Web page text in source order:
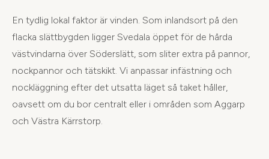
En tydlig lokal faktor är vinden. Som inlandsort på den
flacka slättbygden ligger Svedala öppet för de hårda
västvindarna över Söderslätt, som sliter extra på pannor,
nockpannor och tätskikt. Vi anpassar infästning och
nockläggning efter det utsatta läget så taket håller,
oavsett om du bor centralt eller i områden som Aggarp
och Västra Kärrstorp.